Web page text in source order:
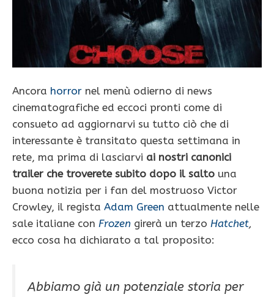
Ancora horror nel menù odierno di news
cinematografiche ed eccoci pronti come di
consueto ad aggiornarvi su tutto ciò che di
interessante è transitato questa settimana in
rete, ma prima di lasciarvi ai nostri canonici
trailer che troverete subito dopo il salto una
buona notizia per i fan del mostruoso Victor
Crowley, il regista Adam Green attualmente nelle
sale italiane con Frozen girerà un terzo Hatchet,
ecco cosa ha dichiarato a tal proposito:
Abbiamo già un potenziale storia per